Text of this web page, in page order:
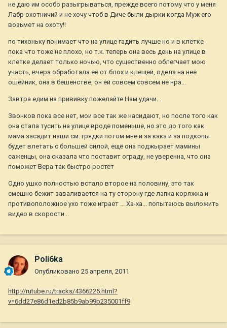
не даю им особо разыгрываться, прежде всего потому что у меня
Лабр охотничий и не хочу чтоб в Диче были дырки когда Муж его
возьмет на охоту!!
по тихоньку понимает что на улице гадить лучше но и в клетке
пока что тоже не плохо, но т.к. теперь она весь день на улице в
клетке делает только ночью, что существенно облегчает мою
участь, вчера обработала её от блох и клещей, одела на неё
ошейник, она в бешенстве, он ей совсем совсем не нра...
Завтра едим на прививку пожелайте Нам удачи...
Звонков пока все нет, мои все так же насидают, но после того как
она стала тусить на улице вроде поменьше, но это до того как
мама засадит наши см. грядки потом мне и за кака и за подкопы
будет влетать с большей силой, ещё она поджырает мамины
саженцы, она сказала что поставит ограду, не уверенна, что она
поможет Вера так быстро ростет
Одно ушко полностью встало второе на половину, это так
смешно бежит заваливается на ту сторону где лапка коряжка и
противоположное ухо тоже играет ... Ха-ха... попытаюсь выложить
видео в скорости...
Poli6ka
Опубликовано 25 апреля, 2011
http://rutube.ru/tracks/4366225.html?
v=6dd27e86d1ed2b85b9ab99b235001ff9